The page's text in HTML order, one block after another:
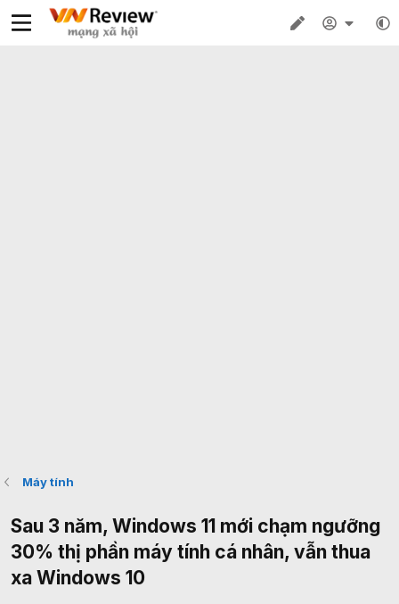
Máy tính
Sau 3 năm, Windows 11 mới chạm ngưỡng
30% thị phần máy tính cá nhân, vẫn thua
xa Windows 10